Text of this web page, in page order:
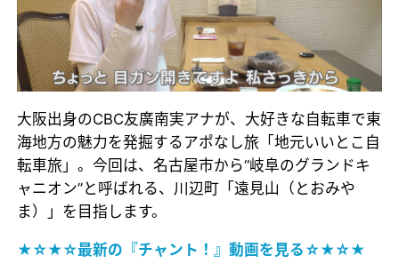
大阪出身のCBC友廣南実アナが、大好きな自転車で東
海地方の魅力を発掘するアポなし旅「地元いいとこ自
転車旅」。今回は、名古屋市から“岐阜のグランドキ
ャニオン”と呼ばれる、川辺町「遠見山（とおみや
ま）」を目指します。
★☆★☆最新の『チャント！』動画を見る☆★☆★